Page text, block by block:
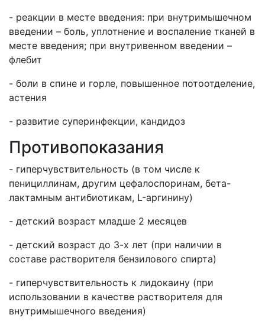
- реакции в месте введения: при внутримышечном
введении – боль, уплотнение и воспаление тканей в
месте введения; при внутривенном введении –
флебит
- боли в спине и горле, повышенное потоотделение,
астения
- развитие суперинфекции, кандидоз
Противопоказания
- гиперчувствительность (в том числе к
пенициллинам, другим цефалоспоринам, бета-
лактамным антибиотикам, L-аргинину)
- детский возраст младше 2 месяцев
- детский возраст до 3-х лет (при наличии в
составе растворителя бензилового спирта)
- гиперчувствительность к лидокаину (при
использовании в качестве растворителя для
внутримышечного введения)